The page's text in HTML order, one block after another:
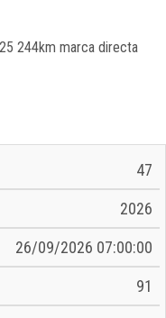
244km marca directa
47
2026
26/09/2026 07:00:00
91